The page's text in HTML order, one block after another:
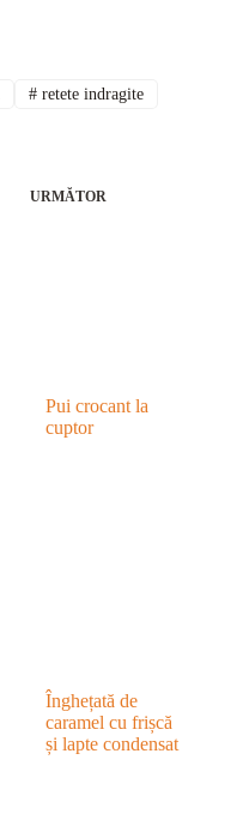
# retete indragite
URMĂTOR
Pui crocant la
cuptor
Înghețată de
caramel cu frișcă
și lapte condensat